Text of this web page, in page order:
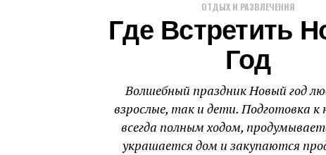
ОТДЫХ И РАЗВЛЕЧЕНИЯ
Где Встретить
Год
Волшебный праздник Новый год
взрослые, так и дети. Подготовка к
всегда полным ходом,
украшается дом и закупаются